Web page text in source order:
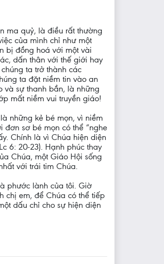
ma quỷ, là điều rất thường
của mình chỉ như một
bị đồng hoá với một vài
dấn thân với thế giới hay
ta trở thành các
ta đặt niềm tin vào an
và sự thanh bần, là những
mất niềm vui truyền giáo!
những kẻ bé mọn, vì niềm
sơ bé mọn có thể “nghe
Chính là vì Chúa hiện diện
6: 20-23). Hạnh phúc thay
Chúa, một Giáo Hội sống
với trái tim Chúa.
phước lành của tôi. Giờ
chị em, để Chúa có thể tiếp
dấu chỉ cho sự hiện diện